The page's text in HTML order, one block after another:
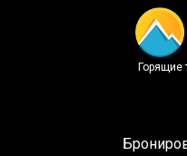
Горящие